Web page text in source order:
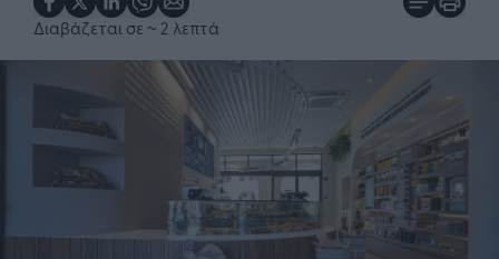
Διαβάζεται σε ~ 2 λεπτά